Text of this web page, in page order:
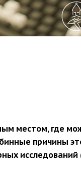
местом, где
причины